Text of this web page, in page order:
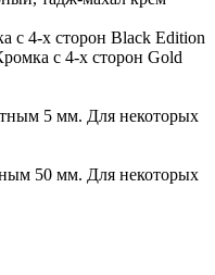
с 4-х сторон Black Edition
с 4-х сторон Gold
5 мм. Для некоторых
50 мм. Для некоторых